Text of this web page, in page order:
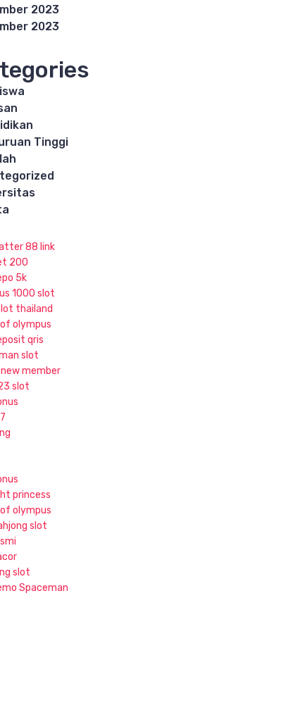
2023
2023
Tinggi
88 link
200
5k
1000 slot
thailand
olympus
qris
slot
new member
slot
princess
olympus
slot
slot
Spaceman